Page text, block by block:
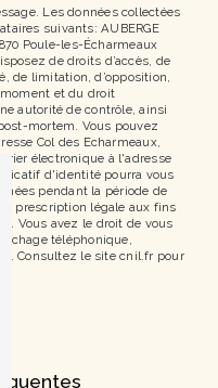
Les données collectées
suivants: AUBERGE
Poule-les-Écharmeaux
de droits d’accès, de
de limitation, d’opposition,
et du droit
autorité de contrôle, ainsi
mortem. Vous pouvez
Col des Echarmeaux,
électronique à l'adresse
d'identité pourra vous
pendant la période de
prescription légale aux fins
Vous avez le droit de vous
téléphonique,
. Consultez le site cnil.fr pour